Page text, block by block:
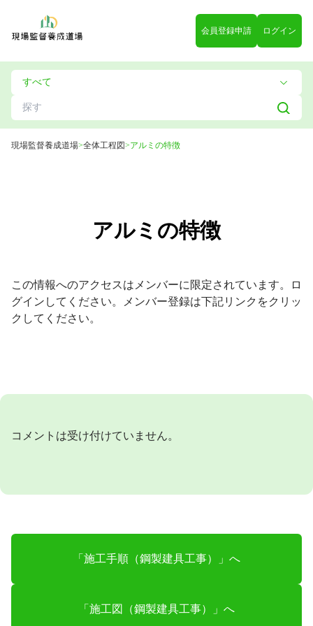
会員登録申請 ログイン
現場監督養成道場>全体工程図>アルミの特徴
アルミの特徴
この情報へのアクセスはメンバーに限定されています。ロ
グインしてください。メンバー登録は下記リンクをクリッ
クしてください。
コメントは受け付けていません。
「施工手順（鋼製建具工事）」へ
「施工図（鋼製建具工事）」へ